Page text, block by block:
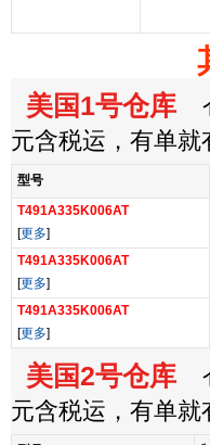
美国1号仓库
元含税运，有单
型号
T491A335K006AT
[更多]
T491A335K006AT
[更多]
T491A335K006AT
[更多]
美国2号仓库
元含税运，有单